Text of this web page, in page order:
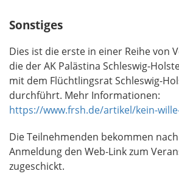
l
Sonstiges
Dies ist die erste in einer Reihe von
die der AK Palästina Schleswig-
mit dem Flüchtlingsrat Schleswig-
durchführt. Mehr Informationen:
https://www.frsh.de/artikel/kein-
Die Teilnehmenden bekommen
Anmeldung den Web-Link zum
zugeschickt.